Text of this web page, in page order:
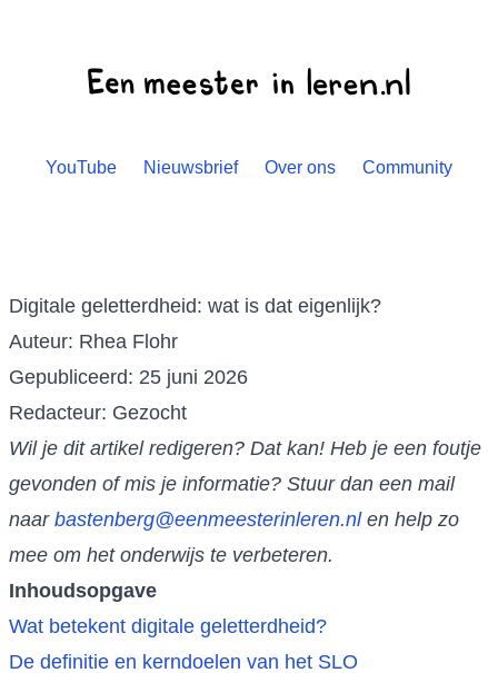
YouTube Nieuwsbrief Over ons Community
Digitale geletterdheid: wat is dat eigenlijk?
Auteur: Rhea Flohr
Gepubliceerd: 25 juni 2026
Redacteur: Gezocht
Wil je dit artikel redigeren? Dat kan! Heb je een foutje
gevonden of mis je informatie? Stuur dan een mail
naar bastenberg@eenmeesterinleren.nlen help zo
mee om het onderwijs te verbeteren.
Inhoudsopgave
Wat betekent digitale geletterdheid?
De definitie en kerndoelen van het SLO